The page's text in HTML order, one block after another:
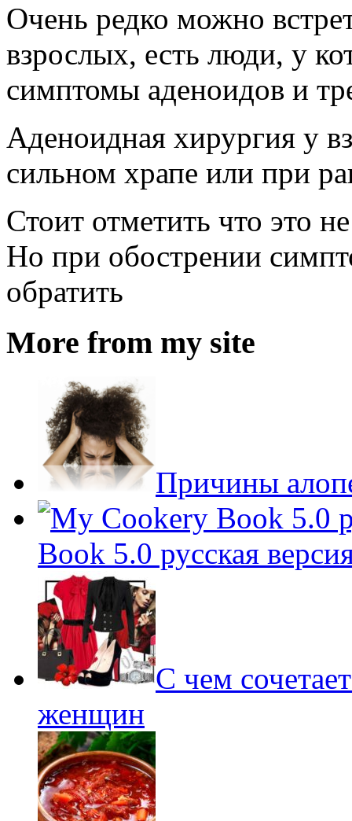
Очень редко можно
взрослых, есть люди, у
симптомы аденоидов и
Аденоидная хирургия у
сильном храпе или при
Стоит отметить что это
Но при обострении
обратить
More from my site
Причины
Book 5.0 русская
С чем
женщин